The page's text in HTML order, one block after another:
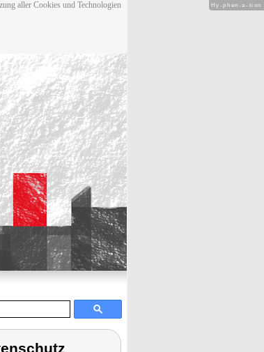
aller Cookies und Technologien
Hy-phen-a-tion